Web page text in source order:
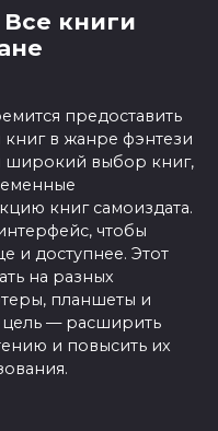
книги
предоставить
в жанре фэнтези
широкий выбор книг,
книг самоиздата.
чтобы
и доступнее. Этот
на разных
планшеты и
цель — расширить
и повысить их